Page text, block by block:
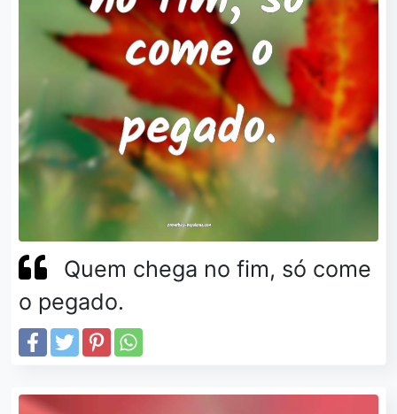
Quem chega no fim, só come
o pegado.